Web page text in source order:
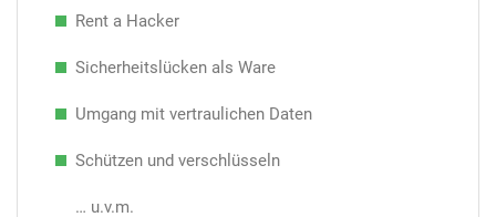
Rent a Hacker
Sicherheitslücken als Ware
Umgang mit vertraulichen Daten
Schützen und verschlüsseln
… u.v.m.